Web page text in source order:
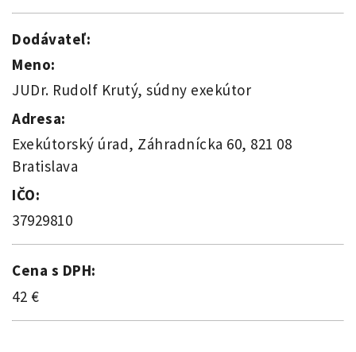
Dodávateľ:
Meno:
JUDr. Rudolf Krutý, súdny exekútor
Adresa:
Exekútorský úrad, Záhradnícka 60, 821 08
Bratislava
IČO:
37929810
Cena s DPH:
42 €